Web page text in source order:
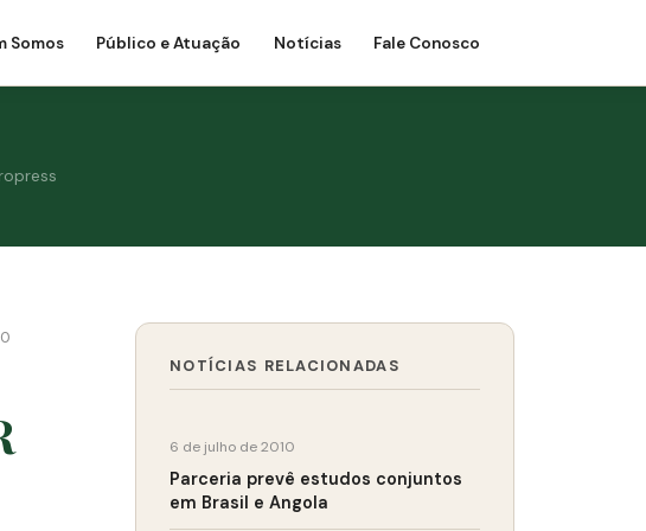
Somos Público e Atuação Notícias Fale Conosco
NOTÍCIAS RELACIONADAS
6 de julho de 2010
Parceria prevê estudos conjuntos
em Brasil e Angola